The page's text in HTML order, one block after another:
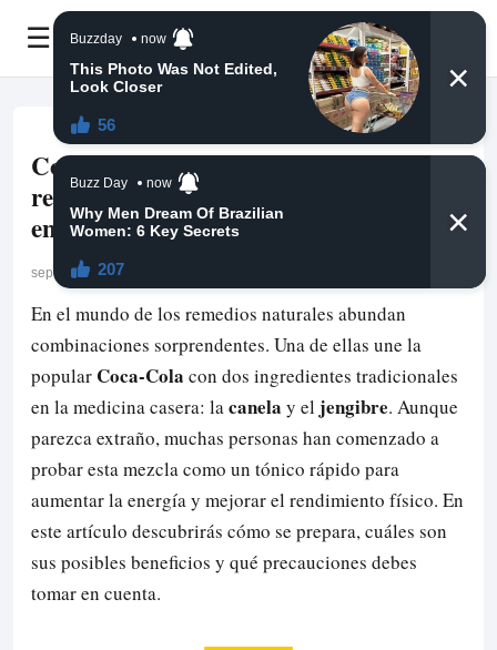
☰
Coca-Cola con canela y jengibre: ¿un
remedio casero para aumentar la
energía?
septiembre 28, 2025
En el mundo de los remedios naturales abundan
combinaciones sorprendentes. Una de ellas une la
popular Coca-Cola con dos ingredientes tradicionales
en la medicina casera: lacanela y el jengibre. Aunque
parezca extraño, muchas personas han comenzado a
probar esta mezcla como un tónico rápido para
aumentar la energía y mejorar el rendimiento físico. En
este artículo descubrirás cómo se prepara, cuáles son
sus posibles beneficios y qué precauciones debes
tomar en cuenta.